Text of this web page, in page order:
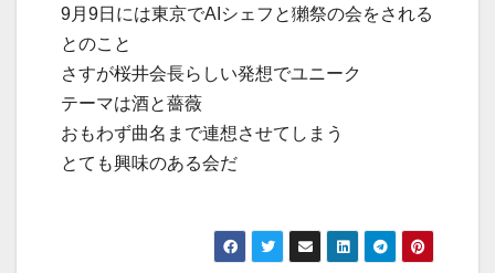
9月9日には東京でAIシェフと獺祭の会をされる
とのこと
さすが桜井会長らしい発想でユニーク
テーマは酒と薔薇
おもわず曲名まで連想させてしまう
とても興味のある会だ